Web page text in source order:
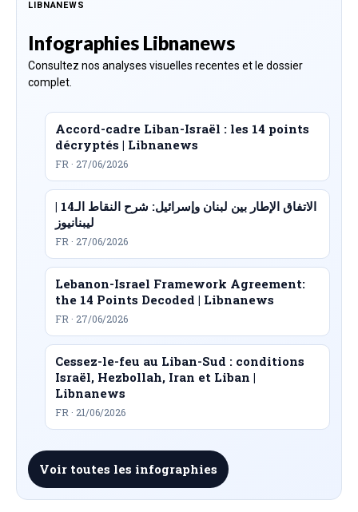
LIBNANEWS
Infographies Libnanews
Consultez nos analyses visuelles recentes et le dossier
complet.
Accord-cadre Liban-Israël : les 14 points
décryptés | Libnanews
FR · 27/06/2026
الاتفاق الإطار بين لبنان وإسرائيل: شرح النقاط الـ14 |
ليبنانيوز
FR · 27/06/2026
Lebanon-Israel Framework Agreement:
the 14 Points Decoded | Libnanews
FR · 27/06/2026
Cessez-le-feu au Liban-Sud : conditions
Israël, Hezbollah, Iran et Liban |
Libnanews
FR · 21/06/2026
Voir toutes les infographies